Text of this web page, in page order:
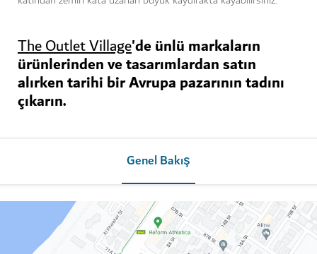
The Outlet Village'de ünlü markaların
ürünlerinden ve tasarımlardan satın
alırken tarihi bir Avrupa pazarının tadını
çıkarın.
Genel Bakış